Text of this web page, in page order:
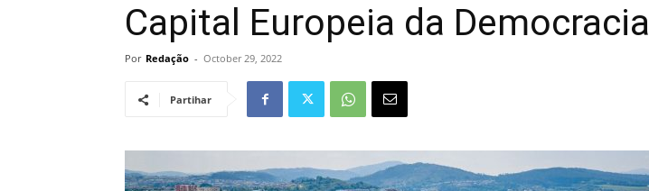
Capital Europeia da Democracia
Por Redação - October 29, 2022
Partihar